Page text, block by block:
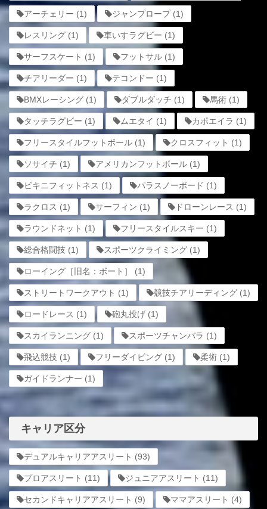
アーチェリー (1) ジャンプロープ(1)
レスリング (1) 車いすラグビー (1)
サーフスケート (1) フットサル (1)
チアリーダー (1) テコンドー (1)
BMXレーシング (1) ダブルダッチ (1) 馬術 (1)
タッチラグビー (1) ムエタイ (1) カポエイラ (1)
フリースタイルフットボール (1) クロスフィット (1)
ソサイチ (1) アメリカンフットボール (1)
ビキニフィットネス (1) パラスノーボード (1)
ラクロス (1) サーフィン (1) ドローンレース (1)
ラウンドネット (1) フリースタイルスキー (1)
総合格闘技 (1) スポーツクライミング (1)
ローイング［旧名：ボート］ (1)
ストリートワークアウト (1) 競技チアリーディング (1)
ロードレース (1) 砲丸投げ (1)
スカイランニング (1) スポーツチャンバラ (1)
飛込競技 (1) フリーダイビング (1) 柔術 (1)
ガイドランナー (1)
キャリア区分
デュアルキャリアアスリート (93)
プロアスリート (11) ジュニアアスリート (11)
セカンドキャリアアスリート (9) ママアスリート (4)